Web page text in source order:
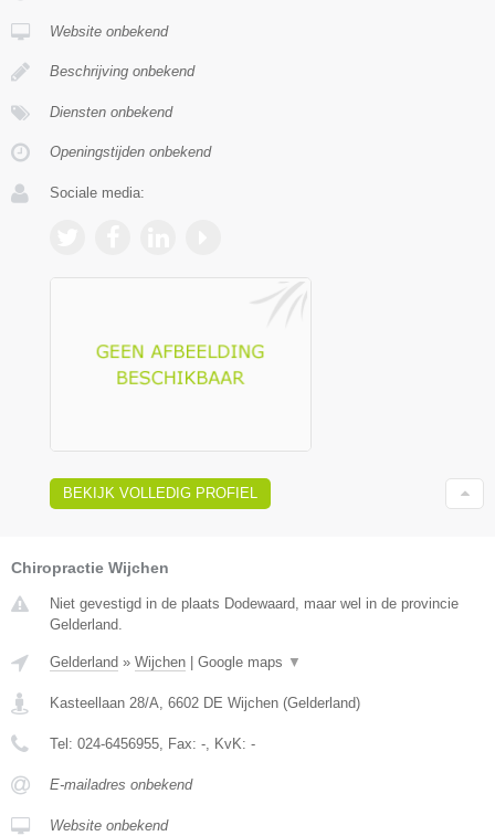
Website onbekend
Beschrijving onbekend
Diensten onbekend
Openingstijden onbekend
Sociale media:
BEKIJK VOLLEDIG PROFIEL
Chiropractie Wijchen
Niet gevestigd in de plaats Dodewaard, maar wel in de provincie
Gelderland.
Gelderland » Wijchen Google maps ▼
Kasteellaan 28/A, 6602 DE Wijchen (Gelderland)
Tel: 024-6456955, Fax: -, KvK: -
E-mailadres onbekend
Website onbekend